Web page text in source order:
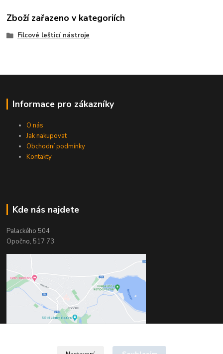
Zboží zařazeno v kategoriích
Filcové lešticí nástroje
Informace pro zákazníky
O nás
Jak nakupovat
Obchodní podmínky
Kontakty
Kde nás najdete
Palackého 504
Opočno, 517 73